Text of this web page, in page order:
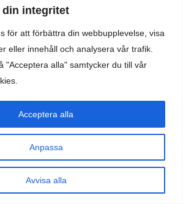
din integritet
för att förbättra din webbupplevelse, visa
eller innehåll och analysera vår trafik.
"Acceptera alla" samtycker du till vår
Anpassa
Avvisa alla
Acceptera alla
för att säkerställa att vi ger dig den bästa
webbplats. Om du fortsätter att använda
vi att anta att du är nöjd med den.
Okej
Nej